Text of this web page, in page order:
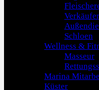
Schloen
Wellness &
Masseur
Marina
Küster